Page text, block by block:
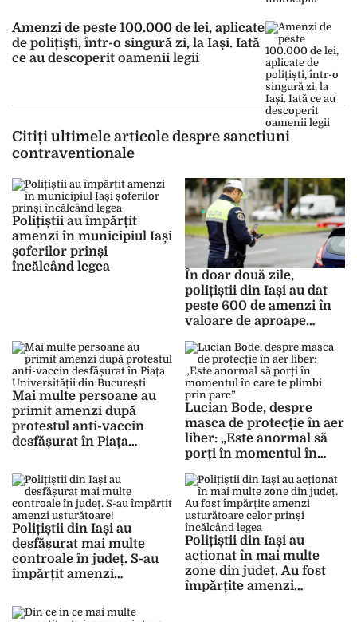
Amenzi de peste 100.000 de lei, aplicate
de polițiști, într-o singură zi, la Iași. Iată
ce au descoperit oamenii legii
Citiți ultimele articole despre sanctiuni
contraventionale
Polițiștii au împărțit
amenzi în municipiul Iași
șoferilor prinși
încălcând legea
În doar două zile,
polițiștii din Iași au dat
peste 600 de amenzi în
valoare de aproape
Mai multe persoane au
primit amenzi după
protestul anti-vaccin
desfășurat în Piața
București
Lucian Bode, despre
masca de protecție în aer
liber: „Este anormal să
porți în momentul în
Polițiștii din Iași au
desfășurat mai multe
controale în județ. S-au
împărțit amenzi
Polițiștii din Iași au
acționat în mai multe
zone din județ. Au fost
împărțite amenzi